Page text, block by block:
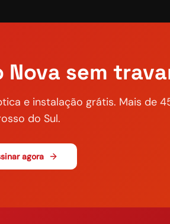
Nova sem
e instalação grátis. Mais de
do Sul.
agora